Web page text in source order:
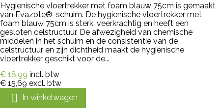
Hygienische vloertrekker met foam blauw 75cm is gemaakt
van Evazote®-schuim. De hygienische vloertrekker met
foam blauw 75cm is sterk, veerkrachtig en heeft een
gesloten celstructuur. De afwezigheid van chemische
middelen in het schuim en de consistentie van de
celstructuur en zijn dichtheid maakt de hygienische
vloertrekker geschikt voor de...
€ 18,99 incl. btw
€ 15,69 excl. btw
 In winkelwagen